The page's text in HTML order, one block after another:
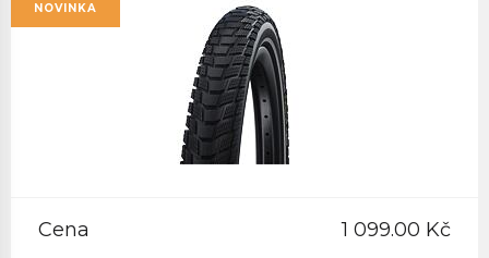
NOVINKA
Cena 1 099.00 Kč